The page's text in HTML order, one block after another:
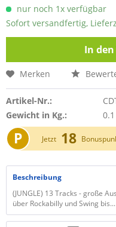
nur noch 1x verfügbar
Sofort versandfertig,
In den
Merken
Artikel-Nr.:
Gewicht in Kg.:
0.1
P Jetzt 18
Beschreibung
(JUNGLE) 13 Tracks - große
über Rockabilly und Swing bis...